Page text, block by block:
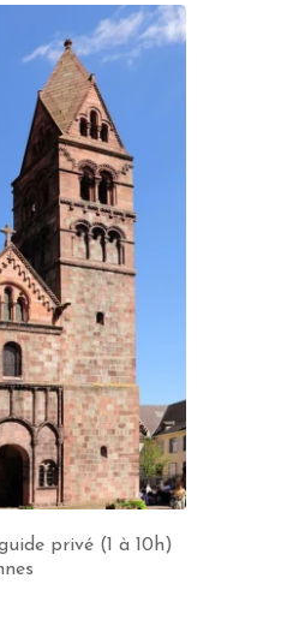
privé (1 à 10h)